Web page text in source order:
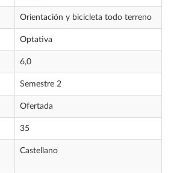
Orientación y bicicleta todo terreno
Optativa
6,0
Semestre 2
Ofertada
35
Castellano